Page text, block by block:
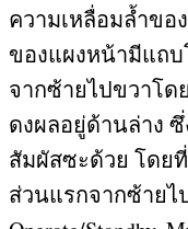
ความเหลื่อมล้ำขอ
ของแผงหน้ามีแถ
จากซ้ายไปขวาโ
ดงผลอยู่ด้านล่าง
สัมผัสซะด้วย โดย
ส่วนแรกจากซ้ายไ